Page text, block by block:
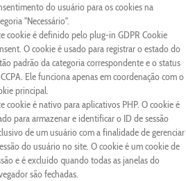
do usuário para os cookies na
"Necessário".
cookie é definido pelo plug-in GDPR Cookie
O cookie é usado para registrar o estado do
padrão da categoria correspondente e o status
Ele funciona apenas em coordenação com o
principal.
cookie é nativo para aplicativos PHP. O cookie é
para armazenar e identificar o ID de sessão
de um usuário com a finalidade de gerenciar
do usuário no site. O cookie é um cookie de
e é excluído quando todas as janelas do
são fechadas.